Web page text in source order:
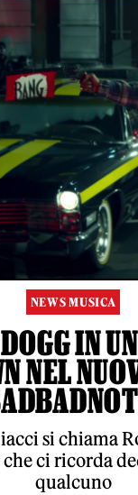
NEWS MUSICA
IN
NEL
si chiama
ci ricorda
qualcuno